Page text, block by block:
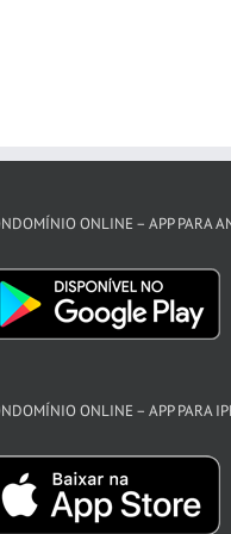
ONLINE – APP PARA
ONLINE – APP PARA